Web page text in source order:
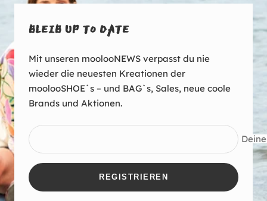
BLEIB UP TO DATE
Mit unseren moolooNEWS verpasst du nie
wieder die neuesten Kreationen der
moolooSHOE`s – und BAG`s, Sales, neue coole
Brands und Aktionen.
REGISTRIEREN